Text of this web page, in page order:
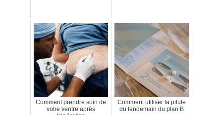
Comment prendre soin de
votre ventre après
Comment utiliser la pilule
du lendemain du plan B